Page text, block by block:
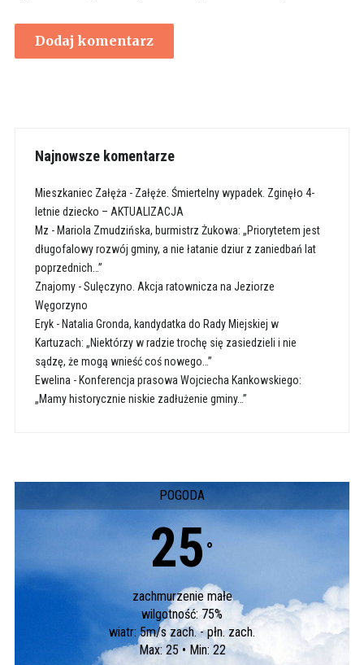
Najnowsze komentarze
Mieszkaniec Załęża - Załęże. Śmiertelny wypadek. Zginęło 4-
letnie dziecko – AKTUALIZACJA
Mz - Mariola Zmudzińska, burmistrz Żukowa: „Priorytetem jest
długofalowy rozwój gminy, a nie łatanie dziur z zaniedbań lat
poprzednich…”
Znajomy-Sulęczyno. Akcja ratownicza na Jeziorze
Węgorzyno
Eryk- Natalia Gronda, kandydatka do Rady Miejskiej w
Kartuzach: „Niektórzy w radzie trochę się zasiedzieli i nie
sądzę, że mogą wnieść coś nowego…”
Ewelina - Konferencja prasowa Wojciecha Kankowskiego:
„Mamy historycznie niskie zadłużenie gminy…”
POGODA
25 °
zachmurzenie małe
wilgotność: 75%
wiatr: 5m/s zach. - płn. zach.
Max: 25 • Min: 22